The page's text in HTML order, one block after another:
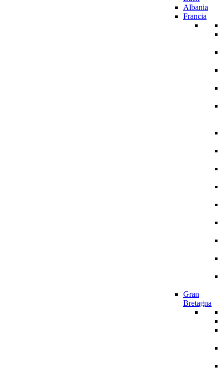
Albania
Francia
Gran
Bretagna